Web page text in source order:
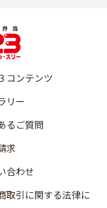
コンテンツ
リー
るご質問
求
合わせ
取引に関する法律に